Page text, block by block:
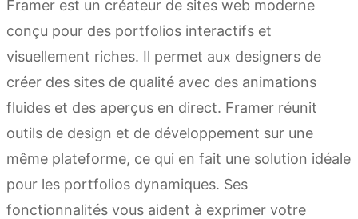
Framer est un créateur de sites web moderne
conçu pour des portfolios interactifs et
visuellement riches. Il permet aux designers de
créer des sites de qualité avec des animations
fluides et des aperçus en direct. Framer réunit
outils de design et de développement sur une
même plateforme, ce qui en fait une solution idéale
pour les portfolios dynamiques. Ses
fonctionnalités vous aident à exprimer votre